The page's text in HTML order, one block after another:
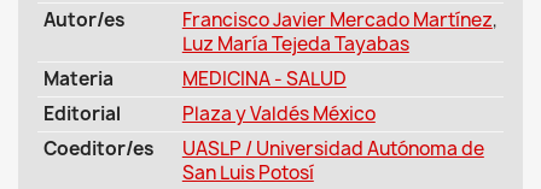
Autor/es
Francisco Javier Mercado Martínez,
Luz María Tejeda Tayabas
Materia
MEDICINA - SALUD
Editorial
Plaza y Valdés México
Coeditor/es
UASLP / Universidad Autónoma de
San Luis Potosí